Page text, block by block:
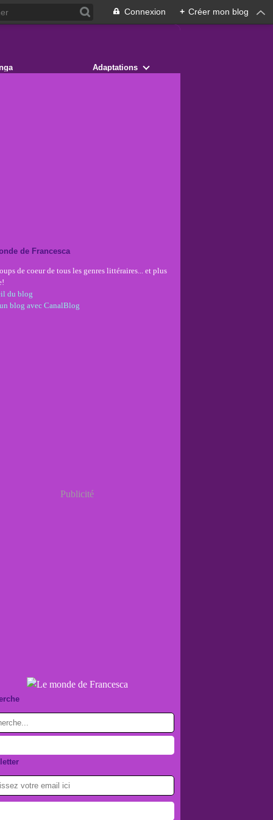
Connexion + Créer mon blog
Adaptations
de Francesca
de coeur de tous les genres littéraires... et plus
du blog
blog avec CanalBlog
Publicité